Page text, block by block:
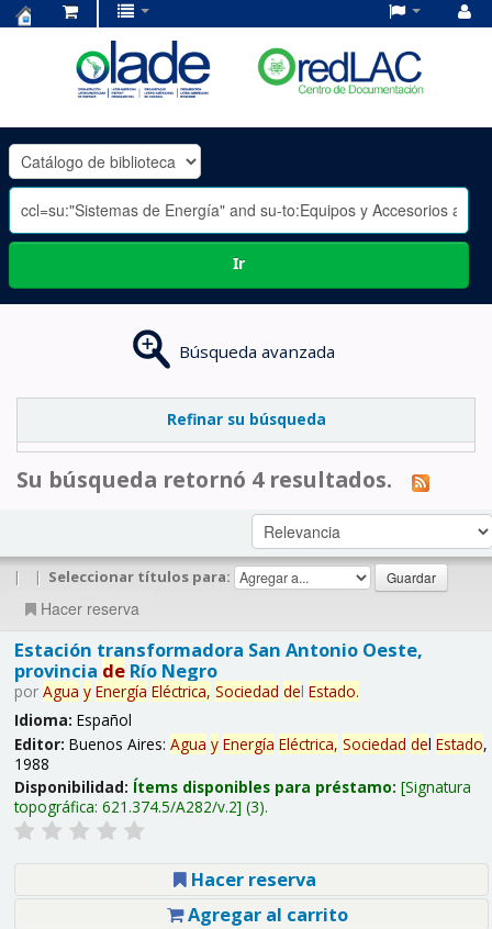
OLADE
-
Ir
Búsqueda avanzada
Refinar su búsqueda
Su búsqueda retornó 4 resultados.
| | Seleccionar títulos para:
Hacer reserva
Estación transformadora San Antonio Oeste,
provincia deRío Negro
por Agua y Energía Eléctrica, Sociedad del Estado.
Idioma: Español
Editor: Buenos Aires: Agua y Energía Eléctrica, Sociedad del Estado,
1988
Disponibilidad: Ítems disponibles para préstamo: Signatura
topográfica: 621.374.5/A282/v.2 (3).
Hacer reserva
Agregar al carrito